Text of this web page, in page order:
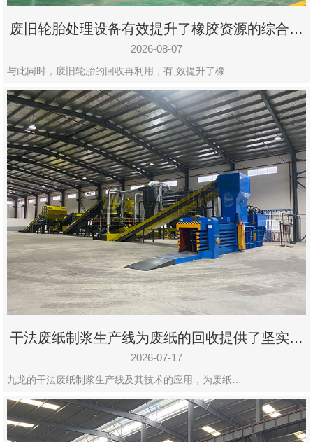
设
有
限
公
司
豫
ICP
备
19020390
号-1
废旧轮胎处理设备有效提升了橡胶资源的综合利
用率
2026-08-07
与此同时，废旧轮胎的回收再利用，有,效提升了橡…
干法废纸制浆生产线为废纸的回收提供了坚实的
保障
2026-07-17
九龙的干法废纸制浆生产线及其技术的应用，为废纸…